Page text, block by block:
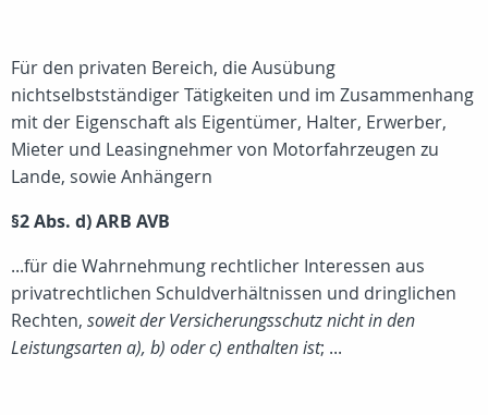
Für den privaten Bereich, die Ausübung
nichtselbstständiger Tätigkeiten und im Zusammenhang
mit der Eigenschaft als Eigentümer, Halter, Erwerber,
Mieter und Leasingnehmer von Motorfahrzeugen zu
Lande, sowie Anhängern
§2 Abs. d) ARB AVB
...für die Wahrnehmung rechtlicher Interessen aus
privatrechtlichen Schuldverhältnissen und dringlichen
Rechten, soweit der Versicherungsschutz nicht in den
Leistungsarten a), b) oder c) enthalten ist; ...